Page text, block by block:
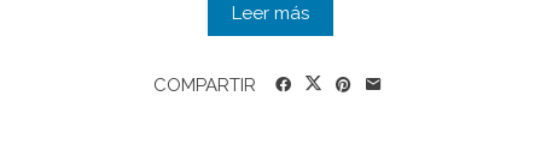
Leer más
COMPARTIR